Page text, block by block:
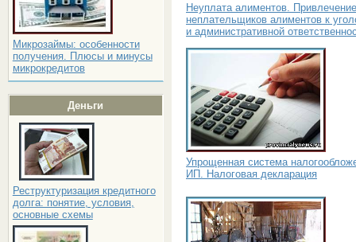
Микрозаймы: особенности
получения. Плюсы и минусы
микрокредитов
Деньги
Реструктуризация кредитного
долга: понятие, условия,
основные схемы
Неуплата алиментов. Привлечение
неплательщиков алиментов к
и административной
Упрощенная система
ИП. Налоговая декларация